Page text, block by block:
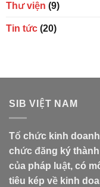
Thư viện (9)
Tin tức (20)
SIB VIỆT NAM
Tổ chức kinh
chức đăng ký
của pháp luật, có
tiêu kép về kinh